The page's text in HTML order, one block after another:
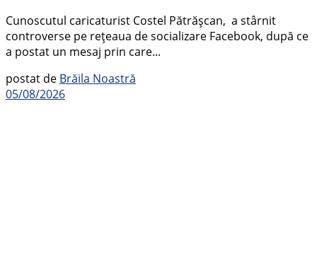
Cunoscutul caricaturist Costel Pătrășcan, a stârnit
controverse pe rețeaua de socializare Facebook, după ce
a postat un mesaj prin care...
postat de Brăila Noastră
05/08/2026